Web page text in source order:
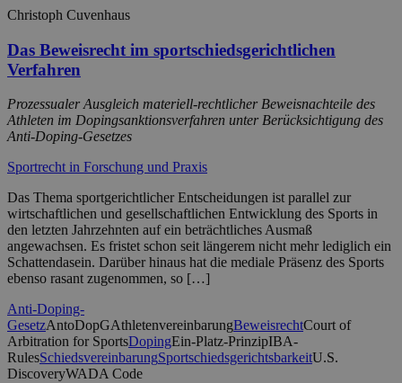
Christoph Cuvenhaus
Das Beweisrecht im sportschiedsgerichtlichen
Verfahren
Prozessualer Ausgleich materiell-rechtlicher Beweisnachteile des
Athleten im Dopingsanktionsverfahren unter Berücksichtigung des
Anti-Doping-Gesetzes
Sportrecht in Forschung und Praxis
Das Thema sportgerichtlicher Entscheidungen ist parallel zur
wirtschaftlichen und gesellschaftlichen Entwicklung des Sports in
den letzten Jahrzehnten auf ein beträchtliches Ausmaß
angewachsen. Es fristet schon seit längerem nicht mehr lediglich ein
Schattendasein. Darüber hinaus hat die mediale Präsenz des Sports
ebenso rasant zugenommen, so […]
Anti-Doping-
GesetzAntoDopGAthletenvereinbarungBeweisrechtCourt of
Arbitration for SportsDopingEin-Platz-PrinzipIBA-
RulesSchiedsvereinbarungSportschiedsgerichtsbarkeitU.S.
DiscoveryWADA Code